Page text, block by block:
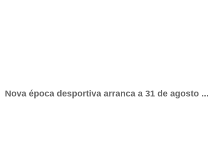
Nova época desportiva arranca a 31 de agosto ...